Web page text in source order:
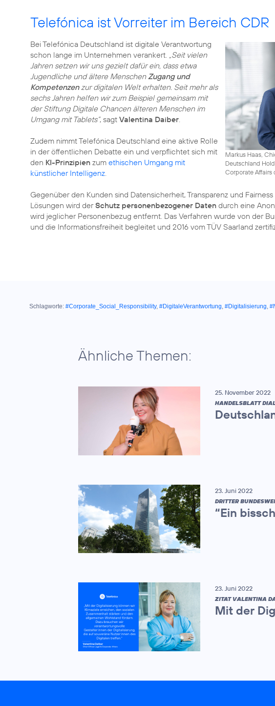
Telefónica ist Vorreiter im Bereich CDR
Markus Haas,
Deutschland
Corporate Affairs
Bei Telefónica Deutschland ist digitale Verantwortung
schon lange im Unternehmen verankert. „Seit vielen
Jahren setzen wir uns gezielt dafür ein, dass etwa
Jugendliche und ältere MenschenZugang und
Kompetenzenzur digitalen Welt erhalten. Seit mehr als
sechs Jahren helfen wir zum Beispiel gemeinsam mit
der Stiftung Digitale Chancen älteren Menschen im
Umgang mit Tablets“, sagt Valentina Daiber.
Zudem nimmt Telefónica Deutschland eine aktive Rolle
in der öffentlichen Debatte ein und verpflichtet sich mit
den KI-Prinzipien zum ethischen Umgang mit
künstlicher Intelligenz.
Gegenüber den Kunden sind Datensicherheit, Transparenz und
Lösungen wird derSchutz personenbezogener Daten durch eine
wird jeglicher Personenbezug entfernt. Das Verfahren wurde von der
und die Informationsfreiheit begleitet und 2016 vom TÜV Saarland
Schlagworte: #Corporate_Social_Responsibility, #DigitaleVerantwortung, #Digitalisierung,
Ähnliche Themen:
25. November 2022
HANDELSBLATT
23. Juni 2022
DRITTER
“Ein
23. Juni 2022
ZITAT VALENTINA
Mit der